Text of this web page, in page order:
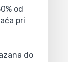
od
pri
do